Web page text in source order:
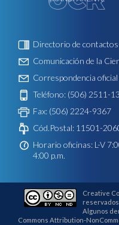
Directorio de
Comunicación de la
Correspondencia
Teléfono: (506) 2511-
Fax: (506) 2224-9367
Cód.Postal: 11501-
Horario oficinas: L-V
4:00 p.m.
Creative
Algunos
Commons Attribution-